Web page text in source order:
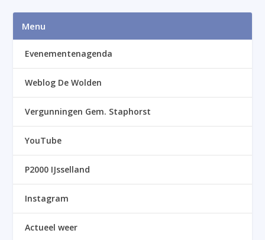
Menu
Evenementenagenda
Weblog De Wolden
Vergunningen Gem. Staphorst
YouTube
P2000 IJsselland
Instagram
Actueel weer